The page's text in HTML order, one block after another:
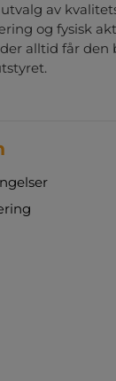
av
og fysisk
alltid får den